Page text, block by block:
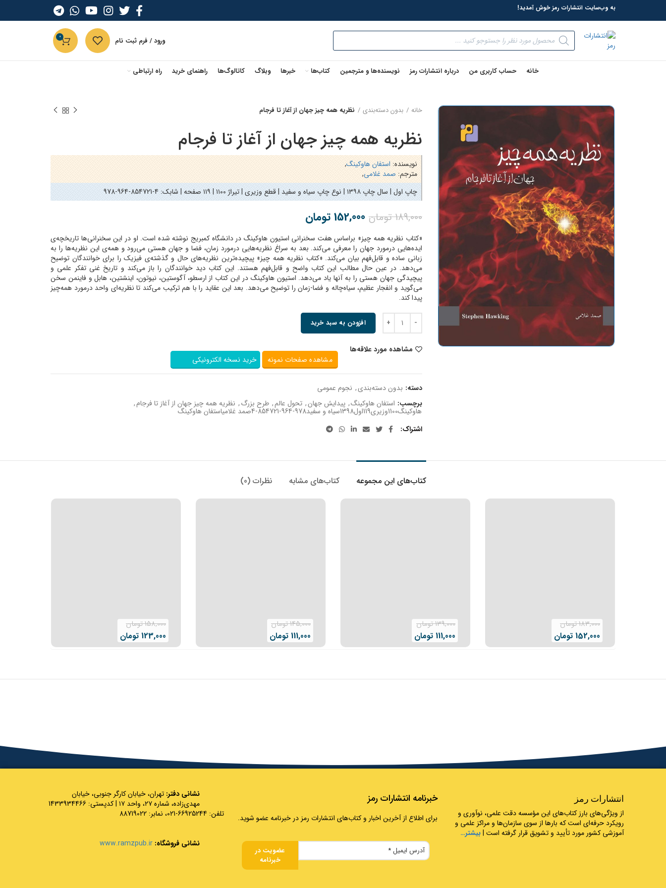
به وب‌سایت انتشارات رمز خوش آمدید!
ورود / فرم ثبت نام 0
خانه حساب کاربری من درباره انتشارات رمز نویسنده‌ها و مترجمین کتاب‌ها خبرها وبلاگ کاتالوگ‌ها راهنمای خرید راه ارتباطی
خانه بدون دسته‌بندی نظریه همه چیز جهان از آغاز تا فرجام
نظریه همه چیز جهان از آغاز تا فرجام
نویسنده: استفان هاوکینگ,
مترجم: صمد غلامی,
چاپ اول | سال چاپ ۱۳۹۸ | نوع چاپ سیاه و سفید | قطع وزیری | تیراژ ۱۱۰۰ | ۱۱۹ صفحه | شابک:
978-964-854721-4
189,000تومان 152,000 تومان
«کتاب نظریه همه چیز» براساس هفت سخنرانی استیون هاوکینگ در دانشگاه کمبریج نوشته شده است. او در این سخنرانی‌ها تاریخچه‌ی
ایده‌هایی درمورد جهان را معرفی می‌کند. بعد به سراغ نظریه‌هایی درمورد زمان، فضا و جهان هستی می‌رود و همه‌ی این نظریه‌ها را به
زبانی ساده و قابل‌فهم بیان می‌کند. «کتاب نظریه همه چیز» پیچیده‌ترین نظریه‌های حال و گذشته‌ی فیزیک را برای خوانندگان توضیح
می‌دهد. در عین حال مطالب این کتاب واضح و قابل‌فهم هستند. این کتاب دید خوانندگان را باز می‌کند و تاریخ غنی تفکر علمی و
پیچیدگی جهان هستی را به آنها یاد می‌دهد. استیون هاوکینگ در این کتاب از ارسطو،‌ آگوستین، نیوتون، اینشتین، هابل و فاینمن سخن
می‌گوید و انفجار عظیم، سیاه‌چاله و فضا-زمان را توضیح می‌دهد. بعد این عقاید را با هم ترکیب می‌کند تا نظریه‌ای واحد درمورد همه‌چیز
پیدا کند.
افزودن به سبد خرید
مشاهده مورد علاقه‌ها
مشاهده صفحات نمونه
خرید نسخه الکترونیکی
دسته: بدون دسته‌بندی, نجوم عمومی
برچسب: استفان هاوکینگ, پیدایش جهان, تحول عالم, طرح بزرگ, نظریه همه چیز جهان از آغاز تا فرجام,
هاوکینگ1100وزیری119اول1398سیاه و سفید978-964-854721-4صمد غلامیاستفان هاوکینگ
اشتراک
کتاب‌های این مجموعه کتاب‌های مشابه نظرات (0)
183,000تومان
152,000 تومان
139,000تومان
111,000 تومان
145,000تومان
111,000 تومان
158,000تومان
123,000 تومان
انتشارات رمز
از ویژگی‌های بارز کتاب‌های این مؤسسه دقت علمی، نوآوری و
رویکرد حرفه‌ای است که بارها از سوی سازمان‌ها و مراکز علمی و
آموزشی کشور مورد تأیید و تشویق قرار گرفته است |بیشتر…
خبرنامه انتشارات رمز
برای اطلاع از آخرین اخبار و کتاب‌های انتشارات رمز در خبرنامه عضو شوید.
نشانی دفتر: تهران، خیابان کارگر جنوبی، خیابان
مهدی‌زاده، شماره ۲۷، واحد ۱۷ | کدپستی: 1433934466
تلفن: 66925244-021، نمابر: 88719022
نشانی فروشگاه: www.ramzpub.ir